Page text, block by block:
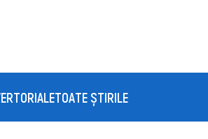
TOATE ȘTIRILE